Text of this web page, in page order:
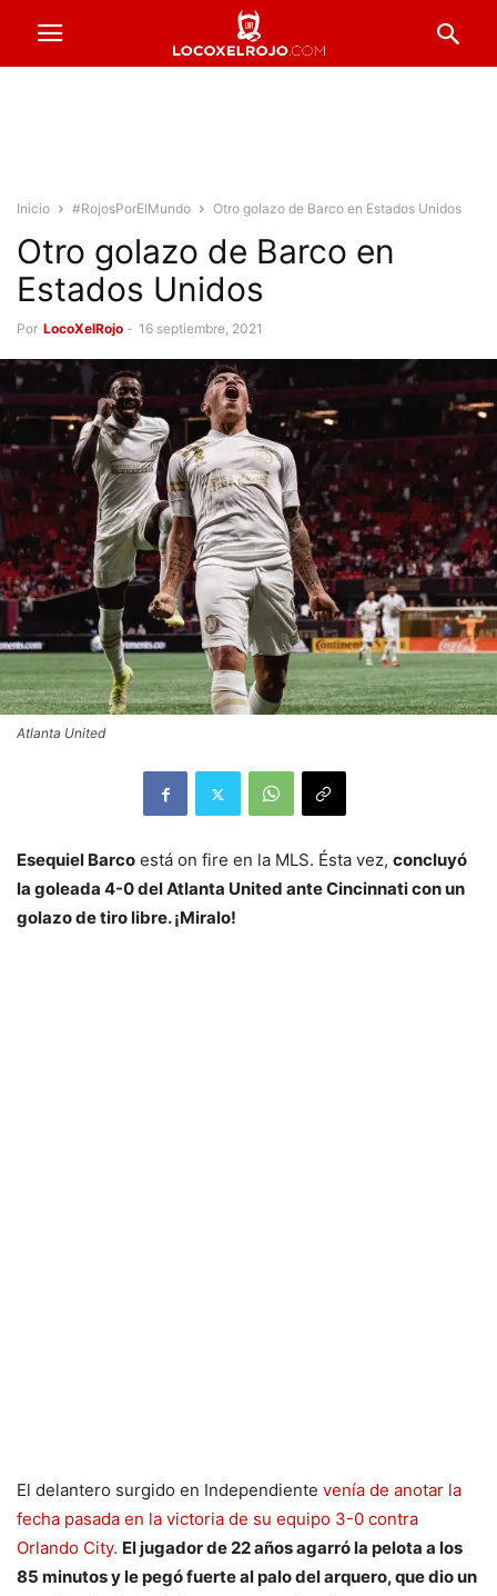
Inicio #RojosPorElMundo Otro golazo de Barco en Estados Unidos
Otro golazo de Barco en
Estados Unidos
Por LocoXelRojo - 16 septiembre, 2021
Atlanta United
Esequiel Barco está on fire en la MLS. Ésta vez, concluyó
la goleada 4-0 del Atlanta United ante Cincinnati con un
golazo de tiro libre. ¡Miralo!
El delantero surgido en Independiente venía de anotar la
fecha pasada en la victoria de su equipo 3-0 contra
Orlando City. El jugador de 22 años agarró la pelota a los
85 minutos y le pegó fuerte al palo del arquero, que dio un